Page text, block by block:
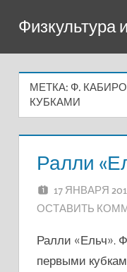
содержимому
Физкультура
МЕТКА: Ф.
КУБКАМИ
Ралли
17 ЯНВАРЯ
ОСТАВИТЬ
Ралли «Ельч».
первыми